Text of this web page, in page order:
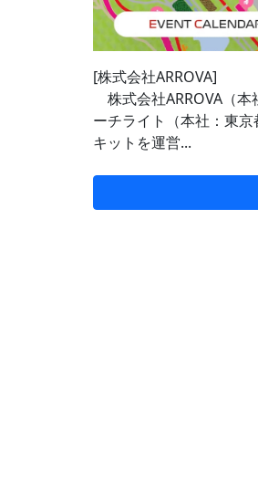
[株式会社ARROVA]
株式会社ARROVA（本
ーチライト（本社：東
キットを運営...